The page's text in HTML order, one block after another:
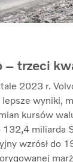
– trzeci
2023 r.
lepsze wyniki,
kursów
132,4 miliarda
wzrósł do